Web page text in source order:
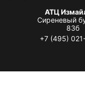
АТЦ
Сиреневый
83б
+7 (495)